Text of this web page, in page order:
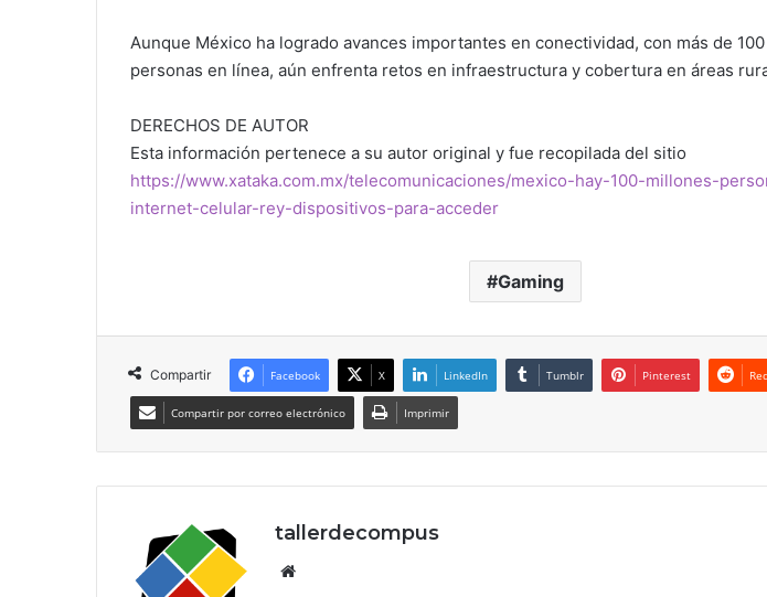
Aunque México ha logrado avances importantes en conectividad, con más de
personas en línea, aún enfrenta retos en infraestructura y cobertura en áreas
DERECHOS DE AUTOR
Esta información pertenece a su autor original y fue recopilada del sitio
https://www.xataka.com.mx/telecomunicaciones/mexico-hay-100-millones-
internet-celular-rey-dispositivos-para-acceder
Gaming
Compartir Facebook X LinkedIn Tumblr Pinterest
Compartir por correo electrónico Imprimir
tallerdecompus